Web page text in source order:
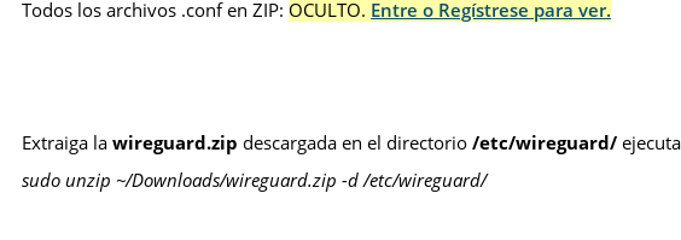
Todos los archivos .conf en ZIP: OCULTO. Entre o Regístrese para ver.
Extraiga lawireguard.zip descargada en el directorio/etc/wireguard/
sudo unzip ~/Downloads/wireguard.zip -d /etc/wireguard/